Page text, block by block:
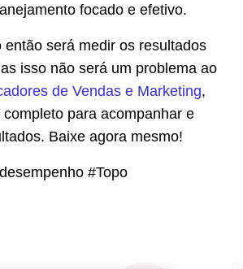
focado e efetivo.
então será medir os resultados
isso não será um problema ao
de Vendas e Marketing,
para acompanhar e
Baixe agora mesmo!
#Topo